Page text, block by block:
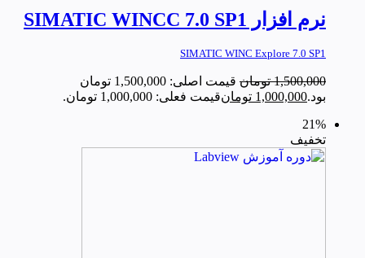
نرم افزار SIMATIC WINCC 7.0 SP1
SIMATIC WINC Explore 7.0 SP1
1,500,000 تومان
قیمت اصلی: 1,500,000 تومان
بود.1,000,000 تومانقیمت فعلی: 1,000,000 تومان.
21%
تخفیف